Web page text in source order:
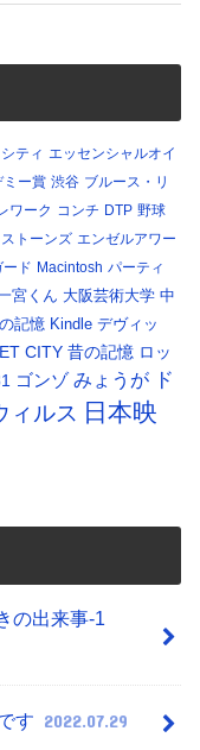
ティ エッセンシャルオイ
ミー賞 渋谷 ブルース・リ
ワーク コンチ DTP 野球
トーンズ エンゼルアワー
ード Macintosh パーティ
宮くん 大阪芸術大学 中
記憶 Kindle デヴィッ
CITY 昔の記憶 ロッ
ゴンゾ みょうが ド
ィルス 日本映
の出来事-1
す 2022.07.29